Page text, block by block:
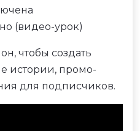
(видео-урок)
чтобы создать
истории, промо-
для подписчиков.